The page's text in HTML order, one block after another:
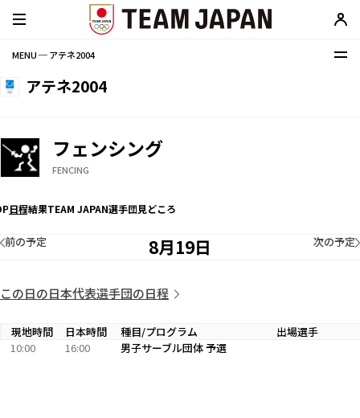
MENU ─ アテネ2004
アテネ2004
フェンシング
FENCING
日程結果TEAM JAPAN選手団見どころ
8月19日
前の予定 次の予定
この日の日本代表選手団の日程
現地時間 日本時間 種目/プログラム
出場選手
10:00
16:00 男子サーブル団体 予選